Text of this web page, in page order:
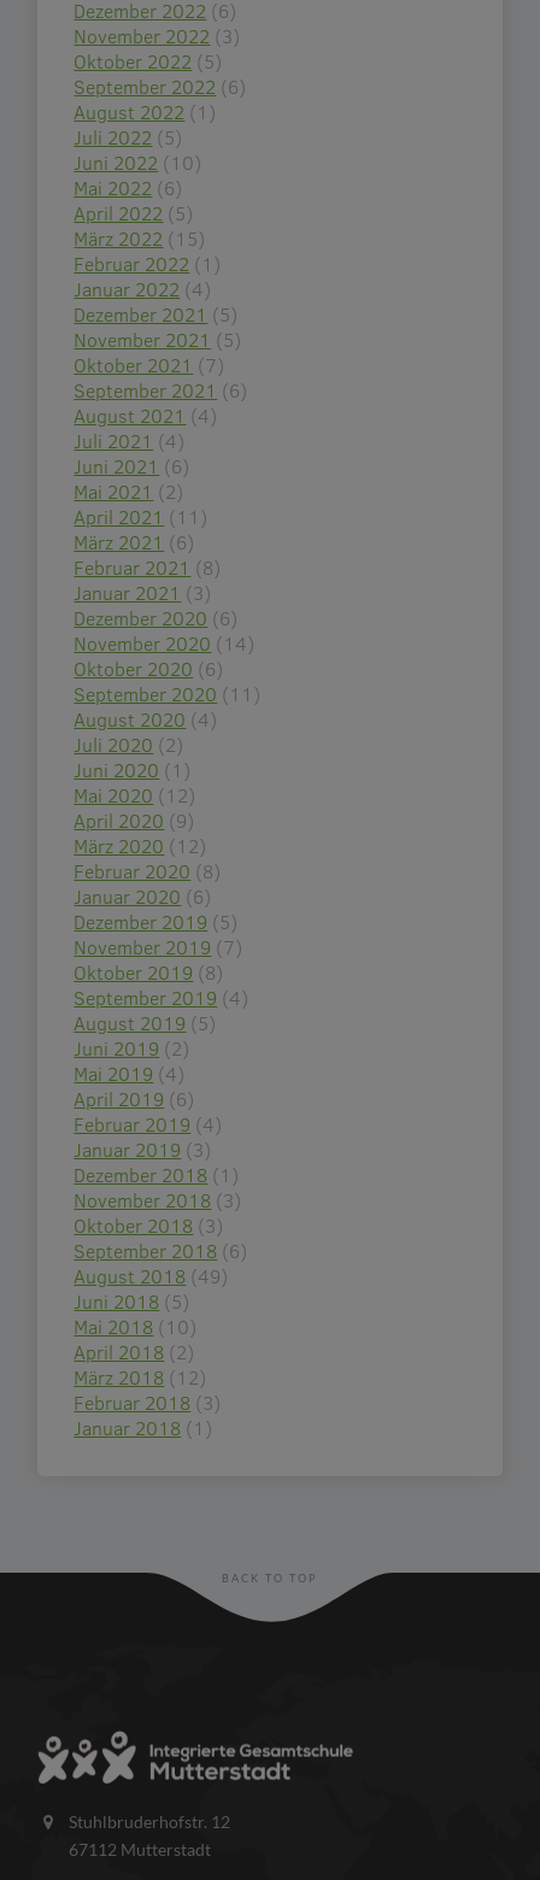
Dezember 2022 (6)
November 2022 (3)
Oktober 2022 (5)
September 2022 (6)
August 2022 (1)
Juli 2022 (5)
Juni 2022 (10)
Mai 2022 (6)
April 2022 (5)
März 2022 (15)
Februar 2022 (1)
Januar 2022 (4)
Dezember 2021 (5)
November 2021 (5)
Oktober 2021 (7)
September 2021 (6)
August 2021 (4)
Juli 2021 (4)
Juni 2021 (6)
Mai 2021 (2)
April 2021 (11)
März 2021 (6)
Februar 2021 (8)
Januar 2021 (3)
Dezember 2020 (6)
November 2020 (14)
Oktober 2020 (6)
September 2020 (11)
August 2020 (4)
Juli 2020 (2)
Juni 2020 (1)
Mai 2020 (12)
April 2020 (9)
März 2020 (12)
Februar 2020 (8)
Januar 2020 (6)
Dezember 2019 (5)
November 2019 (7)
Oktober 2019 (8)
September 2019 (4)
August 2019 (5)
Juni 2019 (2)
Mai 2019 (4)
April 2019 (6)
Februar 2019 (4)
Januar 2019 (3)
Dezember 2018 (1)
November 2018 (3)
Oktober 2018 (3)
September 2018 (6)
August 2018 (49)
Juni 2018 (5)
Mai 2018 (10)
April 2018 (2)
März 2018 (12)
Februar 2018 (3)
Januar 2018 (1)
BACK TO TOP
Stuhlbruderhofstr. 12
67112 Mutterstadt